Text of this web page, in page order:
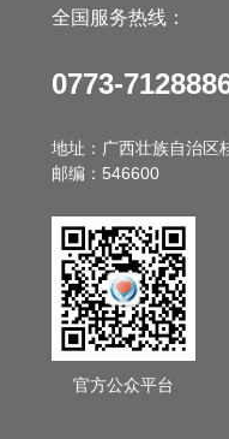
全国服务热线：
0773-
地址：广西壮族自治区
邮编：546600
官方公众平台